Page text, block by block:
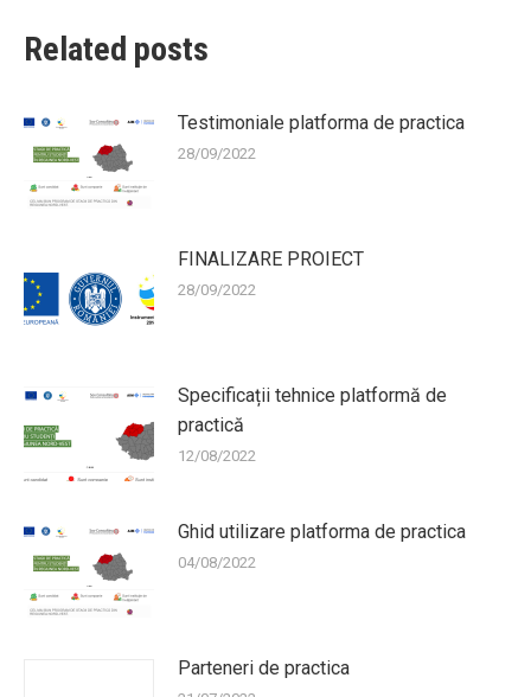
Related posts
Testimoniale platforma de practica
28/09/2022
FINALIZARE PROIECT
28/09/2022
Specificații tehnice platformă de
practică
12/08/2022
Ghid utilizare platforma de practica
04/08/2022
Parteneri de practica